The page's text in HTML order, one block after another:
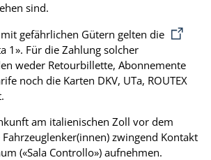
sind.
gefährlichen Gütern gelten die
1». Für die Zahlung solcher
weder Retourbillette, Abonnemente
noch die Karten DKV, UTa, ROUTEX
am italienischen Zoll vor dem
zwingend Kontakt
(«Sala Controllo») aufnehmen.